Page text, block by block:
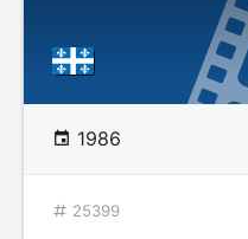
1986
25399